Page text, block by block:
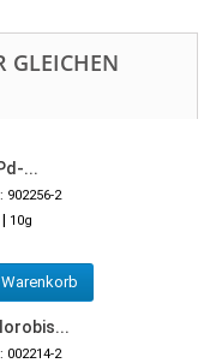
GLEICHEN
...
902256-2
| 10g
002214-2